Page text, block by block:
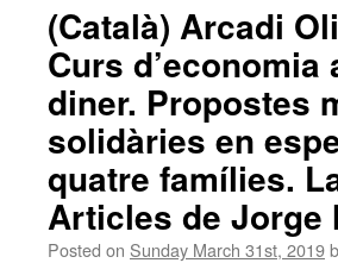
(Català) Arcadi
Curs
diner. Propostes
solidàries en
quatre famílies.
Articles de Jorge
Posted on Sunday March 31st, 2019